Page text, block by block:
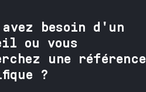
besoin d'un
ou vous
une référence
?